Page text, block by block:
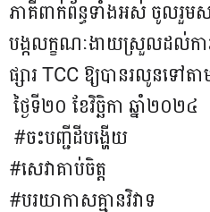
ភាគីពាក់ព័ន្ធទាំងអស់​ ចូលរួម
បង្កលក្ខណៈងាយស្រួលដល់កា
ផ្សារ TCC ឱ្យបានរលូនទៅ
ថ្ងៃ​ទី​២០ ខែ​វិច្ឆិកា ឆ្នាំ​២០២៤
#ចះបញ្ជីដីបង្ហើយ​
#សេវាគាប់ចិត្ត​
#បរយាកាសគ្មានវិវាទ​